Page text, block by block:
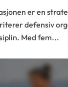
defensiv
Med fem...